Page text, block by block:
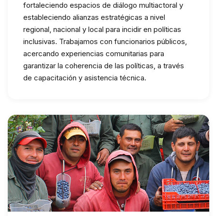
fortaleciendo espacios de diálogo multiactoral y
estableciendo alianzas estratégicas a nivel
regional, nacional y local para incidir en políticas
inclusivas. Trabajamos con funcionarios públicos,
acercando experiencias comunitarias para
garantizar la coherencia de las políticas, a través
de capacitación y asistencia técnica.